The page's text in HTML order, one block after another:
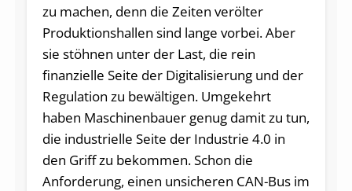
zu machen, denn die Zeiten verölter
Produktionshallen sind lange vorbei. Aber
sie stöhnen unter der Last, die rein
finanzielle Seite der Digitalisierung und der
Regulation zu bewältigen. Umgekehrt
haben Maschinenbauer genug damit zu tun,
die industrielle Seite der Industrie 4.0 in
den Griff zu bekommen. Schon die
Anforderung, einen unsicheren CAN-Bus im